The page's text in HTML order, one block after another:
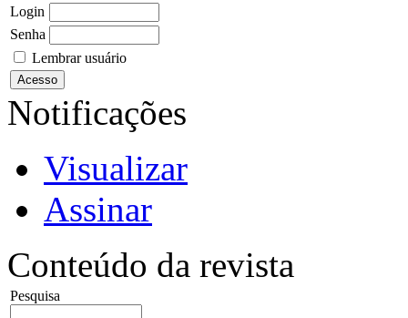
Login
Senha
Lembrar usuário
Notificações
Visualizar
Assinar
Conteúdo da revista
Pesquisa